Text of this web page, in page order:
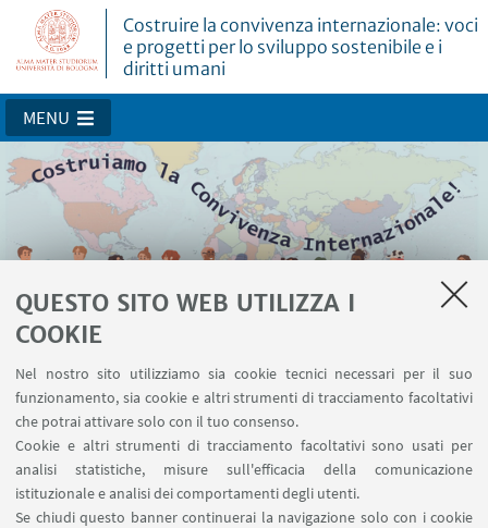
QUESTO SITO WEB UTILIZZA I
COOKIE
Nel nostro sito utilizziamo sia cookie tecnici necessari per il suo
funzionamento, sia cookie e altri strumenti di tracciamento facoltativi
che potrai attivare solo con il tuo consenso.
Cookie e altri strumenti di tracciamento facoltativi sono usati per
analisi statistiche, misure sull'efficacia della comunicazione
istituzionale e analisi dei comportamenti degli utenti.
Se chiudi questo banner continuerai la navigazione solo con i cookie
Costruire la convivenza internazionale: voci
e progetti per lo sviluppo sostenibile e i
diritti umani
MENU
Terza Missione